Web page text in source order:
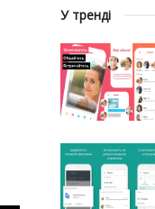
У тренді